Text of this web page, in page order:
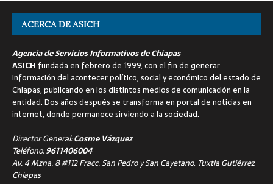
ACERCA DE ASICH
Agencia de Servicios Informativos de Chiapas
ASICH fundada en febrero de 1999, con el fin de generar
información del acontecer político, social y económico del estado de
Chiapas, publicando en los distintos medios de comunicación en la
entidad. Dos años después se transforma en portal de noticias en
internet, donde permanece sirviendo a la sociedad.
Director General:Cosme Vázquez
Teléfono:9611406004
Av. 4 Mzna. 8 #112 Fracc. San Pedro y San Cayetano, Tuxtla Gutiérrez
Chiapas